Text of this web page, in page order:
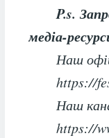
P.s.
медіа-
Наш
https://
Наш
https://